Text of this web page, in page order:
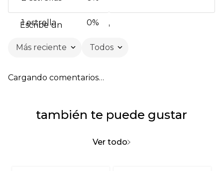
1 estrella 0%
Escribe un comentario
Título
Califica el producto de 1 a 5 estrellas
Más reciente Todos
Cargando comentarios…
también te puede gustar
Ver todo